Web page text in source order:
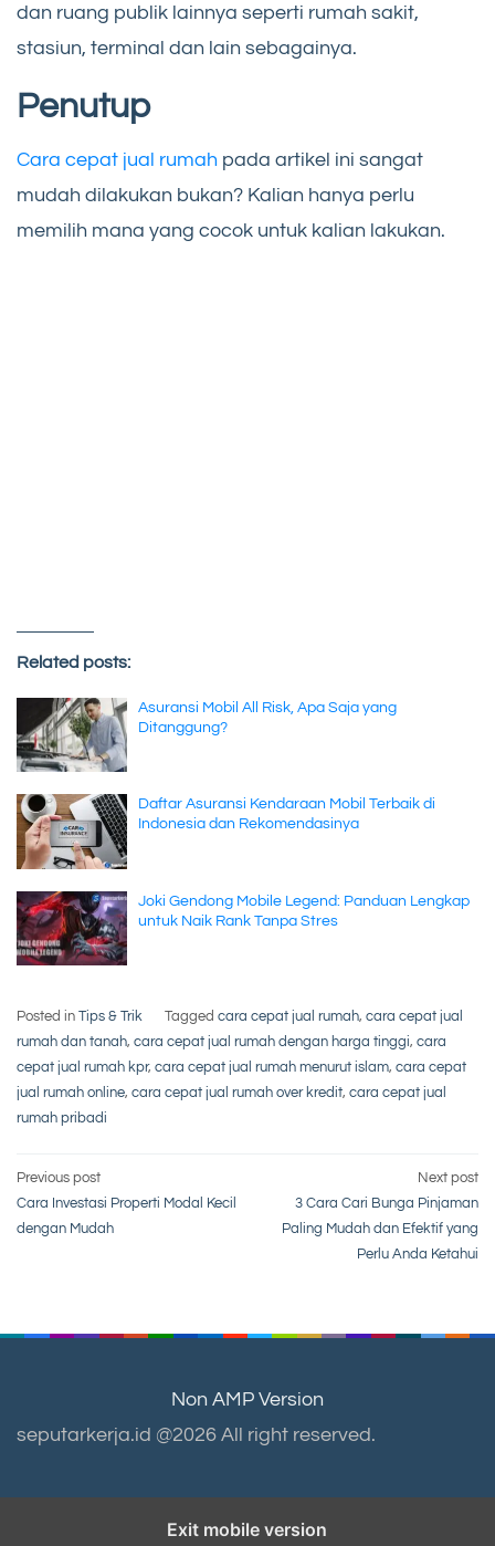
dan ruang publik lainnya seperti rumah sakit,
stasiun, terminal dan lain sebagainya.
Penutup
Cara cepat jual rumah pada artikel ini sangat
mudah dilakukan bukan? Kalian hanya perlu
memilih mana yang cocok untuk kalian lakukan.
Related posts:
Asuransi Mobil All Risk, Apa Saja yang
Ditanggung?
Daftar Asuransi Kendaraan Mobil Terbaik di
Indonesia dan Rekomendasinya
Joki Gendong Mobile Legend: Panduan Lengkap
untuk Naik Rank Tanpa Stres
Posted in Tips & Trik Tagged cara cepat jual rumah, cara cepat jual
rumah dan tanah, cara cepat jual rumah dengan harga tinggi, cara
cepat jual rumah kpr, cara cepat jual rumah menurut islam, cara cepat
jual rumah online, cara cepat jual rumah over kredit, cara cepat jual
rumah pribadi
Post
navigation
Previous post
Cara Investasi Properti Modal Kecil
dengan Mudah
Next post
3 Cara Cari Bunga Pinjaman
Paling Mudah dan Efektif yang
Perlu Anda Ketahui
Non AMP Version
seputarkerja.id @2026 All right reserved.
Exit mobile version